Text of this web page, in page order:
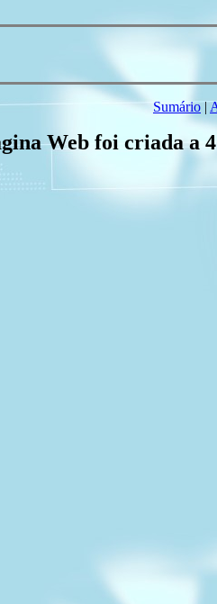
Sumário|
Web foi criada a